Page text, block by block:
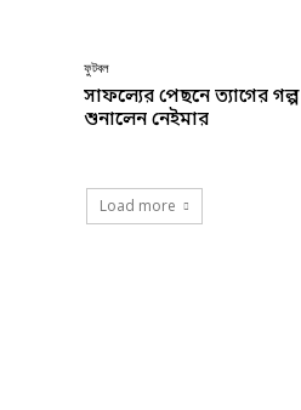
ফুটবল
সাফল্যের পেছনে ত্যাগের গল্প
শুনালেন নেইমার
Load more